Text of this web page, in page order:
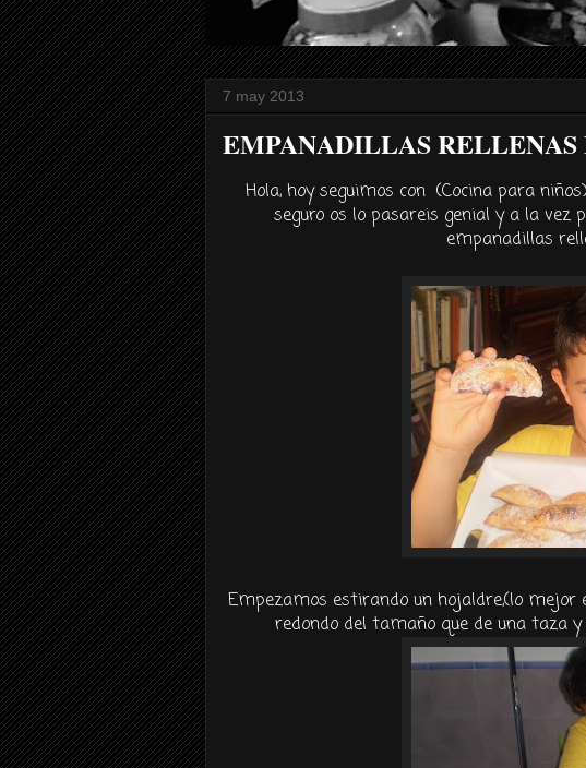
7 may 2013
EMPANADILLAS
Hola, hoy seguimos con (Cocina para
seguro os lo pasareis genial y a la vez
empanadillas
Empezamos estirando un hojaldre,(lo mejor
redondo del tamaño que de una taza